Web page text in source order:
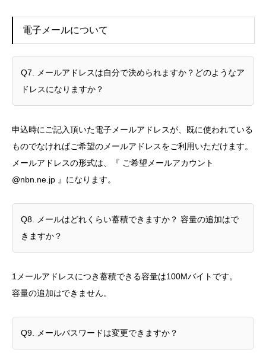
電子メールについて
Q7. メールアドレスは自分で決められますか？どのようなア
ドレスになりますか？
申込時にご記入頂いた電子メールアドレスが、既に使われている
ものでなければご希望のメールアドレスをご利用いただけます。
メールアドレスの形式は、『 ご希望メールアカウント
@nbn.ne.jp 』になります。
Q8. メールはどれくらい蓄積できますか？ 容量の追加はで
きますか？
1メールアドレスにつき蓄積できる容量は100Mバイトです。
容量の追加はできません。
Q9. メールパスワードは変更できますか？